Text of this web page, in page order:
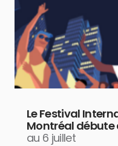
Le Festival
Montréal débute
au 6 juillet